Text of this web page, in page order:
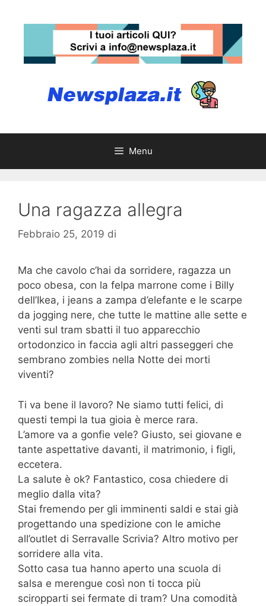
Menu
Una ragazza allegra
Febbraio 25, 2019 di
Ma che cavolo c’hai da sorridere, ragazza un
poco obesa, con la felpa marrone come i Billy
dell’Ikea, i jeans a zampa d’elefante e le scarpe
da jogging nere, che tutte le mattine alle sette e
venti sul tram sbatti il tuo apparecchio
ortodonzico in faccia agli altri passeggeri che
sembrano zombies nella Notte dei morti
viventi?
Ti va bene il lavoro? Ne siamo tutti felici, di
questi tempi la tua gioia è merce rara.
L’amore va a gonfie vele? Giusto, sei giovane e
tante aspettative davanti, il matrimonio, i figli,
eccetera.
La salute è ok? Fantastico, cosa chiedere di
meglio dalla vita?
Stai fremendo per gli imminenti saldi e stai già
progettando una spedizione con le amiche
all’outlet di Serravalle Scrivia? Altro motivo per
sorridere alla vita.
Sotto casa tua hanno aperto una scuola di
salsa e merengue così non ti tocca più
sciropparti sei fermate di tram? Una comodità